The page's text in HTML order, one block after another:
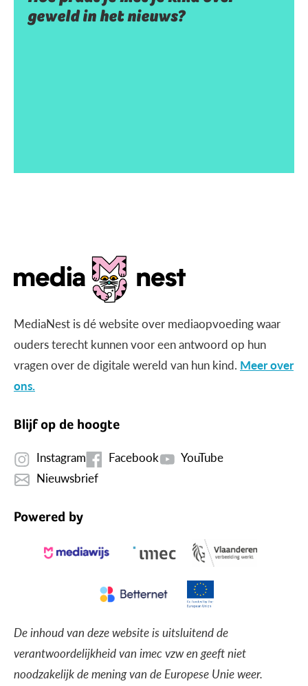
geweld in het nieuws?
MediaNest is dé website over mediaopvoeding waar
ouders terecht kunnen voor een antwoord op hun
vragen over de digitale wereld van hun kind. Meer over
ons.
Blijf op de hoogte
Instagram Facebook
YouTube
Nieuwsbrief
Powered by
De inhoud van deze website is uitsluitend de
verantwoordelijkheid van imec vzw en geeft niet
noodzakelijk de mening van de Europese Unie weer.